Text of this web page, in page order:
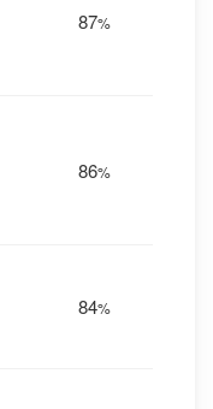
87%
86%
84%